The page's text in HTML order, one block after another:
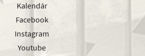
Kalendár
Facebook
Instagram
Youtube